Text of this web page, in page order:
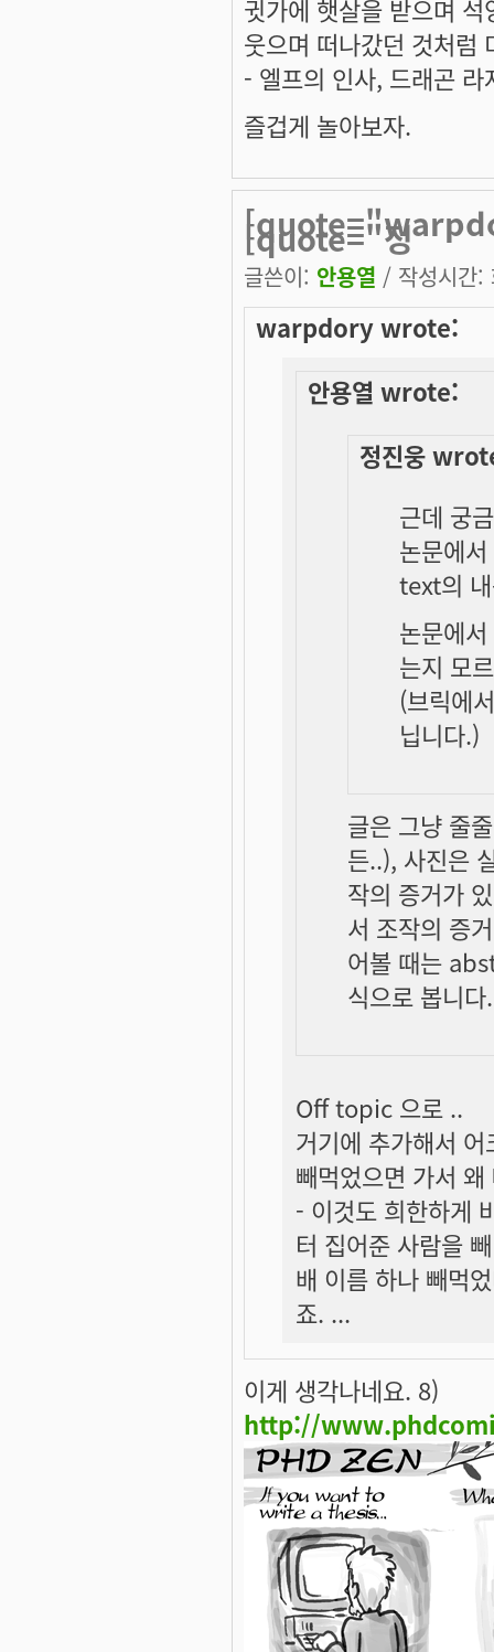
귓가에 햇살을 받으며
웃으며 떠나갔던 것처럼
- 엘프의 인사, 드래곤 라
즐겁게 놀아보자.
[quote="정
글쓴이: 안용열 / 작성시간
warpdory wrote:
안용열 wrote:
정진웅
근데 궁
논문에
text의
논문에
는지 모
(브릭에
닙니다.)
글은 그냥 줄
든..), 사진은
작의 증거가
서 조작의 증거
어볼 때는
식으로 봅니다.
Off topic 으로 ..
거기에 추가해서
빼먹었으면 가서
- 이것도 희한하게
터 집어준 사람을
배 이름 하나 빼먹
죠. ...
이게 생각나네요. 8)
http://